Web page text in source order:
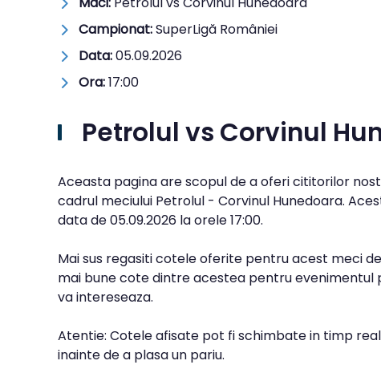
Campionat:SuperLigă României
Data:05.09.2026
Ora:17:00
Petrolul vs Corvinul
Aceasta pagina are scopul de a oferi cititorilor
cadrul meciului Petrolul - Corvinul Hunedoara.
data de05.09.2026 la orele17:00.
Mai sus regasiti cotele oferite pentru acest meci
mai bune cote dintre acestea pentru
va intereseaza.
Atentie: Cotele afisate pot fi schimbate in timp
inainte de a plasa un pariu.